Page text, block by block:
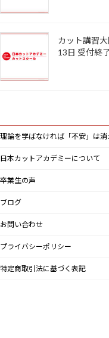
カット講習
13日 受付終
理論を学ばなければ「不安」は消
日本カットアカデミーについて
卒業生の声
ブログ
お問い合わせ
プライバシーポリシー
特定商取引法に基づく表記